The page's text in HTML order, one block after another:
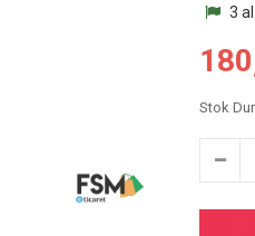
3
Stok